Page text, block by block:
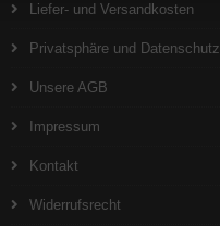
Liefer- und Versandkosten
Privatsphäre und Datenschutz
Unsere AGB
Impressum
Kontakt
Widerrufsrecht